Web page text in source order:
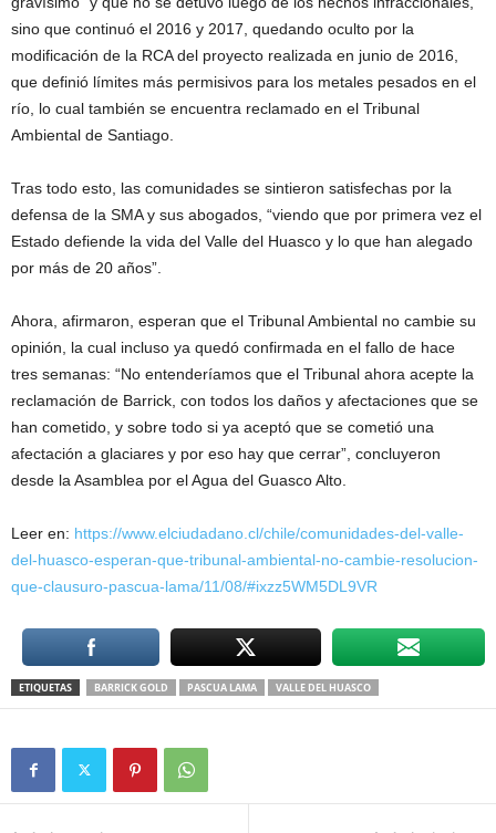
sino que continuó el 2016 y 2017, quedando oculto por la
modificación de la RCA del proyecto realizada en junio de 2016,
que definió límites más permisivos para los metales pesados en el
río, lo cual también se encuentra reclamado en el Tribunal
Ambiental de Santiago.
Tras todo esto, las comunidades se sintieron satisfechas por la
defensa de la SMA y sus abogados, “viendo que por primera vez el
Estado defiende la vida del Valle del Huasco y lo que han alegado
por más de 20 años”.
Ahora, afirmaron, esperan que el Tribunal Ambiental no cambie su
opinión, la cual incluso ya quedó confirmada en el fallo de hace
tres semanas: “No entenderíamos que el Tribunal ahora acepte la
reclamación de Barrick, con todos los daños y afectaciones que se
han cometido, y sobre todo si ya aceptó que se cometió una
afectación a glaciares y por eso hay que cerrar”, concluyeron
desde la Asamblea por el Agua del Guasco Alto.
Leer en: https://www.elciudadano.cl/chile/comunidades-del-valle-
del-huasco-esperan-que-tribunal-ambiental-no-cambie-resolucion-
que-clausuro-pascua-lama/11/08/#ixzz5WM5DL9VR
ETIQUETAS BARRICK GOLD PASCUA LAMA VALLE DEL HUASCO